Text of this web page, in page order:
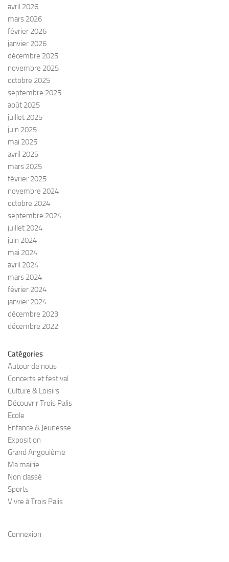
avril 2026
mars 2026
février 2026
janvier 2026
décembre 2025
novembre 2025
octobre 2025
septembre 2025
août 2025
juillet 2025
juin 2025
mai 2025
avril 2025
mars 2025
février 2025
novembre 2024
octobre 2024
septembre 2024
juillet 2024
juin 2024
mai 2024
avril 2024
mars 2024
février 2024
janvier 2024
décembre 2023
décembre 2022
Catégories
Autour de nous
Concerts et festival
Culture & Loisirs
Découvrir Trois Palis
Ecole
Enfance & Jeunesse
Exposition
Grand Angoulême
Ma mairie
Non classé
Sports
Vivre à Trois Palis
Connexion